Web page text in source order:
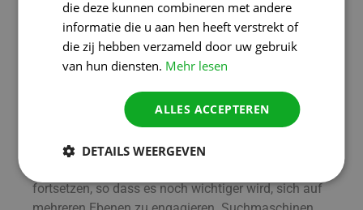
daher immer fürnachhaltiger, natürlicher
Linkaufbaudie auf Relevanz, Authentizität und
gegenseitigen Nutzen setzen. So halten Sie das
SEO-Fundament Ihres Unternehmens stark - auch
Wie sieht die Zukunft aus?
Im Jahr 2025 werden sich die technologischen
fortsetzen, so dass es noch wichtiger wird, sich auf
die deze kunnen combineren met andere
informatie die u aan hen heeft verstrekt of
die zij hebben verzameld door uw gebruik
van hun diensten. Mehr lesen
ALLES ACCEPTEREN
DETAILS WEERGEVEN